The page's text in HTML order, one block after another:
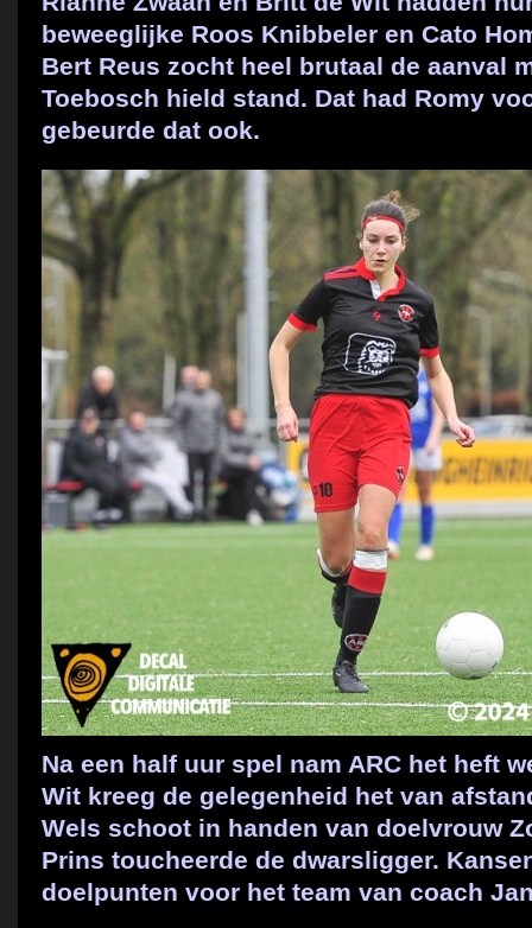
beweeglijke Roos Knibbeler en Cato
Bert Reus zocht heel brutaal de aanval
Toebosch hield stand. Dat had Romy
gebeurde dat ook.
Na een half uur spel nam ARC het heft
Wit kreeg de gelegenheid het van
Wels schoot in handen van doelvrouw
Prins toucheerde de dwarsligger.
doelpunten voor het team van coach